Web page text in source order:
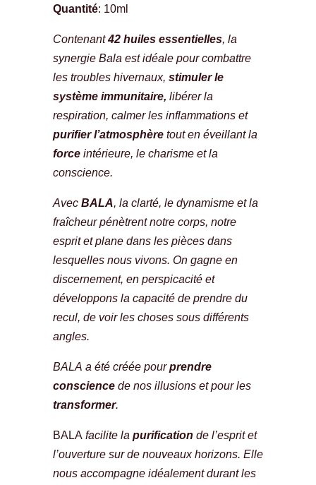
Quantité: 10ml
Contenant42 huiles essentielles, la
synergie Bala est idéale pour combattre
les troubles hivernaux, stimuler le
système immunitaire, libérer la
respiration, calmer les inflammations et
purifier l’atmosphèretout en éveillant la
forceintérieure, le charisme et la
conscience.
Avec BALA, la clarté, le dynamisme et la
fraîcheur pénètrent notre corps, notre
esprit et plane dans les pièces dans
lesquelles nous vivons. On gagne en
discernement, en perspicacité et
développons la capacité de prendre du
recul, de voir les choses sous différents
angles.
BALA a été créée pourprendre
consciencede nos illusions et pour les
transformer.
BALA facilite la purification de l’esprit et
l’ouverture surde nouveaux horizons. Elle
nous accompagne idéalement durant les